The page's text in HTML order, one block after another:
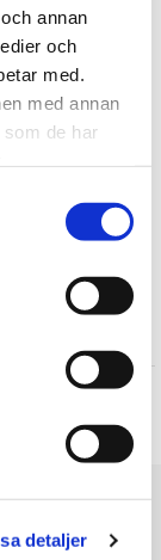
annan
och
med.
med annan
de har
detaljer